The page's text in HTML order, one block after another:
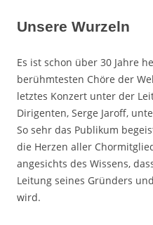
Unsere Wurzeln
Es ist schon über 30 Jahre
berühmtesten Chöre der
letztes Konzert unter der
Dirigenten, Serge Jaroff,
So sehr das Publikum
die Herzen aller
angesichts des Wissens,
Leitung seines Gründers
wird.